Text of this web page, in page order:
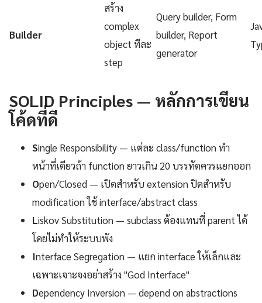
Builder
สร้าง
complex
object ทีละ
step
Query builder, Form
builder, Report
generator
SOLID Principles — หลักการเขียน
โค้ดที่ดี
Single Responsibility — แต่ละ class/function ทำ
หน้าที่เดียวถ้า function ยาวเกิน 20 บรรทัดควรแยกออก
Open/Closed — เปิดสำหรับ extension ปิดสำหรับ
modification ใช้ interface/abstract class
Liskov Substitution — subclass ต้องแทนที่ parent ได้
โดยไม่ทำให้ระบบพัง
Interface Segregation — แยก interface ให้เล็กและ
เฉพาะเจาะจงอย่าสร้าง "God Interface"
Dependency Inversion — depend on abstractions